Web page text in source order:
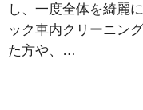
し、一度全体を綺麗
ック車内クリーニン
た方や、…